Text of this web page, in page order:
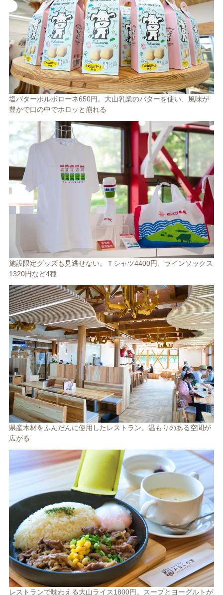
塩バターポルボローネ650円。大山乳業のバターを使い、風味が
豊かで口の中でホロッと崩れる
施設限定グッズも見逃せない。Ｔシャツ4400円、ラインソックス
1320円など4種
県産木材をふんだんに使用したレストラン。温もりのある空間が
広がる
レストランで味わえる大山ライス1800円。スープとヨーグルトが